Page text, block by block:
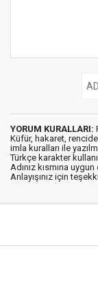
YORUM KURALLARI:
Küfür, hakaret,
imla kuralları ile
Türkçe karakter
Adınız kısmına
Anlayışınız için